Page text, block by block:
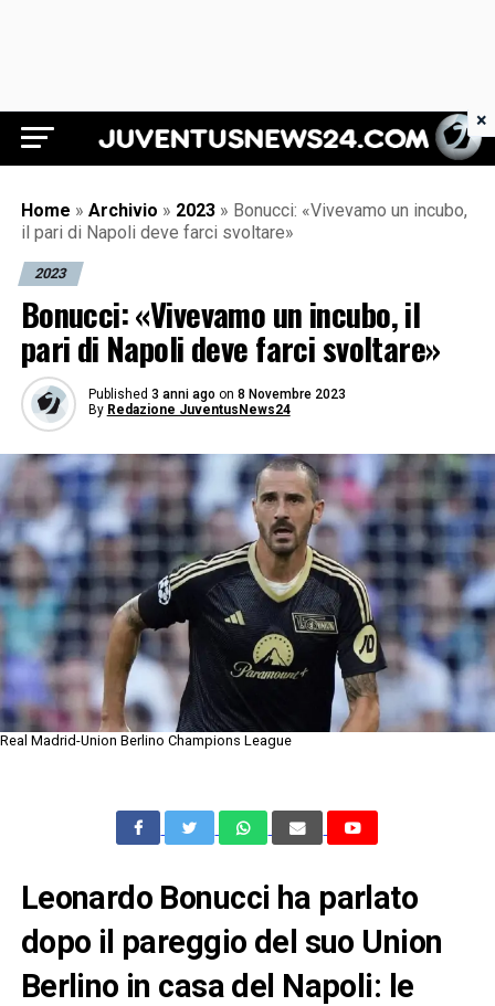
Juventus News 24
Home » Archivio » 2023 » Bonucci: «Vivevamo un incubo,
il pari di Napoli deve farci svoltare»
2023
Bonucci: «Vivevamo un incubo, il
pari di Napoli deve farci svoltare»
Published 3 anni ago on 8 Novembre 2023
By Redazione JuventusNews24
Real Madrid-Union Berlino Champions League
Leonardo Bonucci ha parlato
dopo il pareggio del suo Union
Berlino in casa del Napoli: le
×